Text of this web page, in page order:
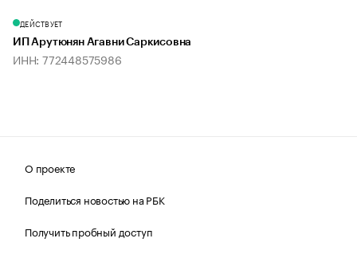
ДЕЙСТВУЕТ
ИП Арутюнян Агавни Саркисовна
ИНН: 772448575986
О проекте
Поделиться новостью на РБК
Получить пробный доступ